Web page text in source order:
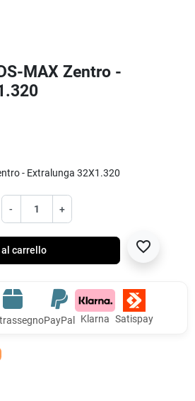
MAX Zentro -
- Extralunga 32X1.320
- +
carrello favorite_border
PayPal Klarna Satispay